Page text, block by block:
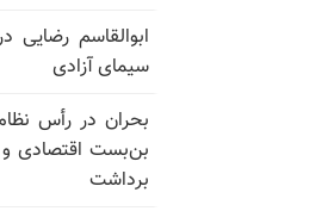
ابوالقاسم رضایی
سیمای آزادی
بحران در رأس
بن‌بست اقتصادی و
برداشت